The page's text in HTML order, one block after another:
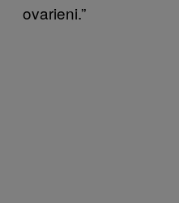
ovarieni.”